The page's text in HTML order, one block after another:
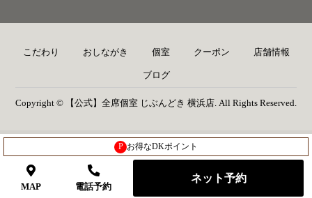
こだわり おしながき 個室 クーポン 店舗情報
ブログ
Copyright © 【公式】全席個室 じぶんどき 横浜店. All Rights Reserved.
P お得なDKポイント
MAP 電話予約
ネット予約